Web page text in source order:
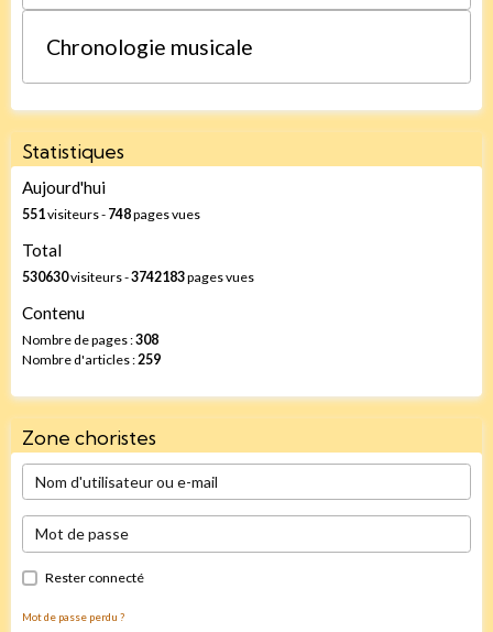
Chronologie musicale
Statistiques
Aujourd'hui
551visiteurs - 748pages vues
Total
530630visiteurs -3742183pages vues
Contenu
Nombre de pages :308
Nombre d'articles : 259
Zone choristes
Rester connecté
Mot de passe perdu ?